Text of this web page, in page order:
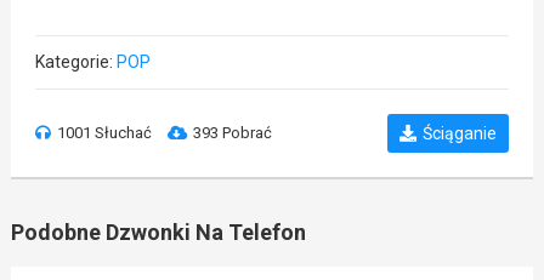
Kategorie: POP
1001 Słuchać 393 Pobrać Ściąganie
Podobne Dzwonki Na Telefon